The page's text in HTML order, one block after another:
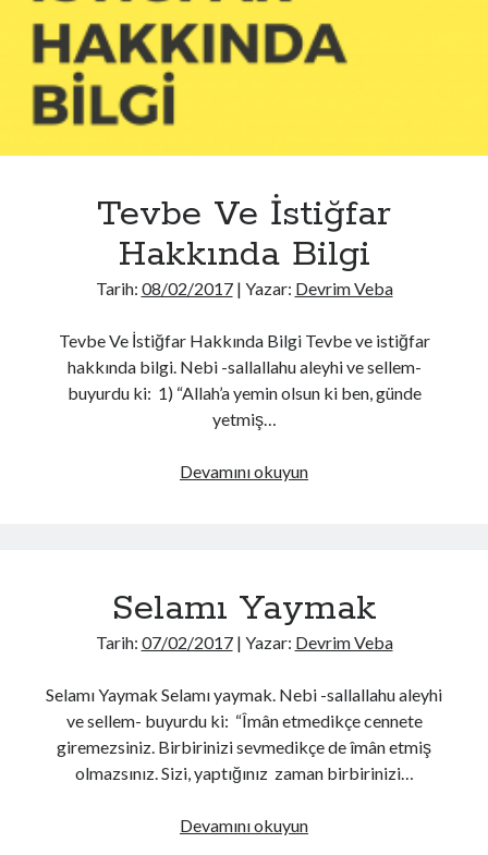
Tevbe Ve İstiğfar
Hakkında Bilgi
Tarih: 08/02/2017| Yazar: Devrim Veba
Tevbe Ve İstiğfar Hakkında Bilgi Tevbe ve istiğfar
hakkında bilgi. Nebi -sallallahu aleyhi ve sellem-
buyurdu ki: 1) “Allah’a yemin olsun ki ben, günde
yetmiş…
Devamını okuyunTevbe
Selamı Yaymak
Tarih: 07/02/2017| Yazar: Devrim Veba
Selamı Yaymak Selamı yaymak. Nebi -sallallahu aleyhi
ve sellem- buyurdu ki: “Îmân etmedikçe cennete
giremezsiniz. Birbirinizi sevmedikçe de îmân etmiş
olmazsınız. Sizi, yaptığınız zaman birbirinizi…
Devamını okuyunSelamı